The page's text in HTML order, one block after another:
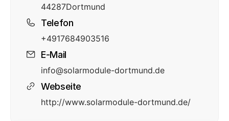
44287Dortmund
Telefon
+4917684903516
E-Mail
info@solarmodule-dortmund.de
Webseite
http://www.solarmodule-dortmund.de/